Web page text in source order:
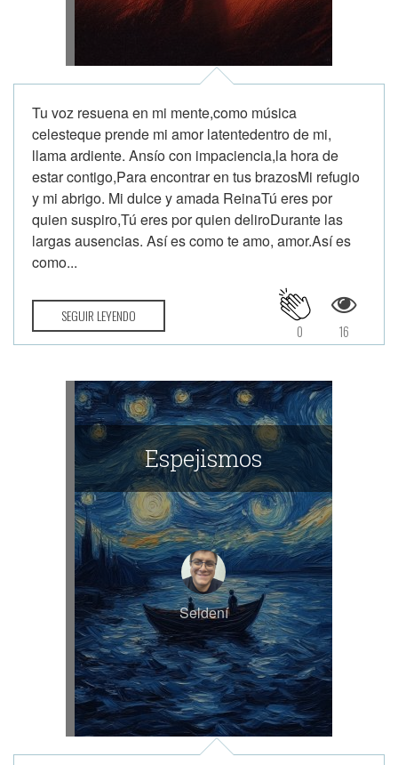
Tu voz resuena en mi mente,como música
celesteque prende mi amor latentedentro de mi,
llama ardiente. Ansío con impaciencia,la hora de
estar contigo,Para encontrar en tus brazosMi refugio
y mi abrigo. Mi dulce y amada ReinaTú eres por
quien suspiro,Tú eres por quien deliroDurante las
largas ausencias. Así es como te amo, amor.Así es
como...
SEGUIR LEYENDO
16
0
Espejismos
Seldení